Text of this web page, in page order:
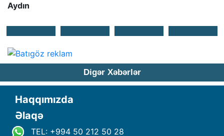
Aydın
Digər Xəbərlər
Haqqımızda
Əlaqə
TEL: +994 50 212 50 28